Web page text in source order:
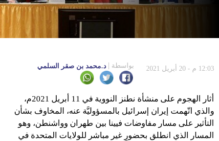
12:03 م - 20 أبريل 2021 بواسطة د.محمد بن صقر السلمي
أثار الهجوم على منشأة نطنز النووية في 11 أبريل 2021م،
والذي اتّهمت إيران إسرائيل بالمسؤوليَّة عنه، المخاوف بشأن
التأثير على مسار مفاوضات فيينا بين طهران وواشنطن، وهو
المسار الذي انطلق بحضورٍ غير مباشر للولايات المتحدة في